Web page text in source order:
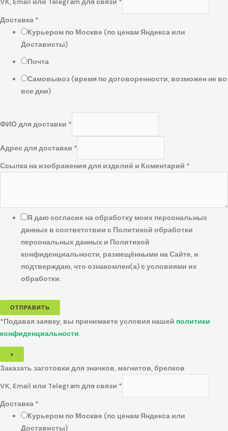
Доставка *
Курьером по Москве (по ценам Яндекса или
Достависты)
Почта
Самовывоз (время по договоренности, возможен не во
все дни)
ФИО для доставки *
Адрес для доставки *
Ссылка на изображения для изделий и Коментарий *
Я даю согласие на обработку моих персональных
данных в соответствии с Политикой обработки
персональных данных и Политикой
конфиденциальности, размещёнными на Сайте, и
подтверждаю, что ознакомлен(а) с условиями их
обработки.
ОТПРАВИТЬ
*Подавая заявку, вы принимаете условия нашей политики
конфиденциальности.
×
Заказать заготовки для значков, магнитов, брелков
VK, Email или Telegram для связи *
Доставка *
Курьером по Москве (по ценам Яндекса или
Достависты)